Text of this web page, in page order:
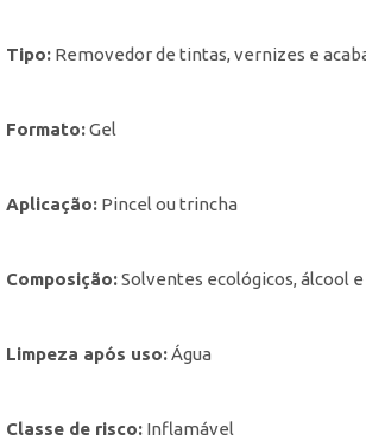
Tipo: Removedor de tintas, vernizes e
Formato:Gel
Aplicação: Pincel ou trincha
Composição:Solventes ecológicos, álcool
Limpeza após uso:Água
Classe de risco: Inflamável